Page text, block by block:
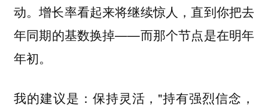
动。增长率看起来将继续惊人，直到你把去
年同期的基数换掉——而那个节点是在明年
年初。
我的建议是：保持灵活，"持有强烈信念，